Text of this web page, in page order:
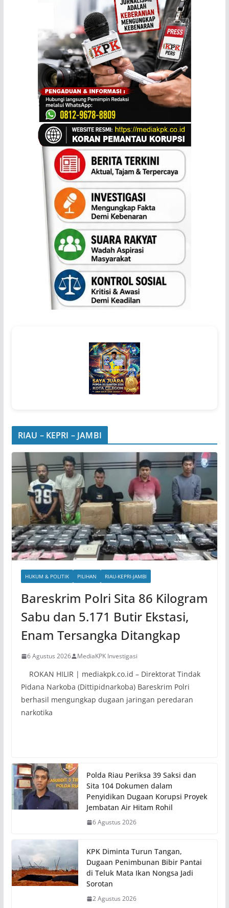
RIAU – KEPRI – JAMBI
HUKUM & POLITIK PILIHAN RIAU-KEPRI-JAMBI
Bareskrim Polri Sita 86 Kilogram
Sabu dan 5.171 Butir Ekstasi,
Enam Tersangka Ditangkap
6 Agustus 2026 MediaKPK Investigasi
ROKAN HILIR | mediakpk.co.id – Direktorat Tindak
Pidana Narkoba (Dittipidnarkoba) Bareskrim Polri
berhasil mengungkap dugaan jaringan peredaran
narkotika
Polda Riau Periksa 39 Saksi dan
Sita 104 Dokumen dalam
Penyidikan Dugaan Korupsi Proyek
Jembatan Air Hitam Rohil
6 Agustus 2026
KPK Diminta Turun Tangan,
Dugaan Penimbunan Bibir Pantai
di Teluk Mata Ikan Nongsa Jadi
Sorotan
2 Agustus 2026